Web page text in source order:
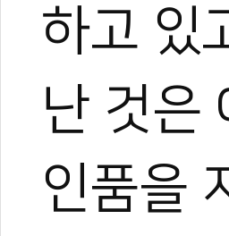
하고 있
난 것은
인품을